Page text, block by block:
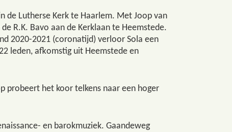
de Lutherse Kerk te Haarlem. Met Joop van
R.K. Bavo aan de Kerklaan te Heemstede.
2020-2021 (coronatijd) verloor Sola een
leden, afkomstig uit Heemstede en
probeert het koor telkens naar een hoger
en barokmuziek. Gaandeweg